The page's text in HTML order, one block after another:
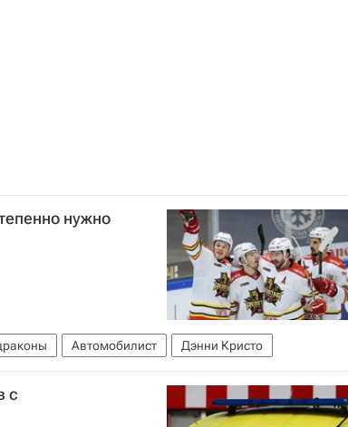
нужно
Автомобилист Дэнни Кристо
с